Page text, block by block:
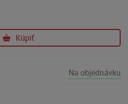
Kúpiť
Na objednávku